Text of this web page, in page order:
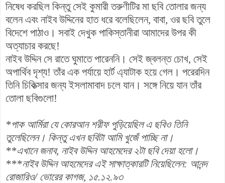
নিষেধ করছিল কিন্তু সেই কুমারী তরুণীটির মা ছবি তোলার জন্য
বলেন এবং নাইব উদ্দিনের হাত ধরে বলেছিলেন, বাবা, ওর ছবি তুলে
বিদেশে পাঠাও। সবাই দেখুক পাকিস্তানীরা আমাদের উপর কী
অত্যাচার করছে!
নাইব উদ্দিন সে রাতে ঘুমাতে পারেননি। সেই জ্বলন্ত চোখ, সেই
অপার্থিব দৃশ্য! তাঁর এক পর্যায়ে হার্ট এ্যাটাক হয়ে গেল। পরেরদিন
তিনি চিকিত্সার জন্য ইসলামাবাদ চলে যান। সঙ্গে নিয়ে যান তাঁর
তোলা ছবিগুলো!
*পাক আর্মিরা যে কোরআন শরীফ পুড়িয়েছিল এ ছবিও তিনি
তুলেছিলেন। কিন্তু এখন ছবিটা আমি খুজেঁ পাচ্ছি না।
**এখানে জনাব, নাইব উদ্দিন আহমেদের ২টা ছবি দেয়া হলো।
***নাইব উদ্দিন আহমেদের এই সাক্ষাত্কারটি নিয়েছিলেন: আনন্দ
রোজারিও/ ভোরের কাগজ, ১৫.১২.৯৩